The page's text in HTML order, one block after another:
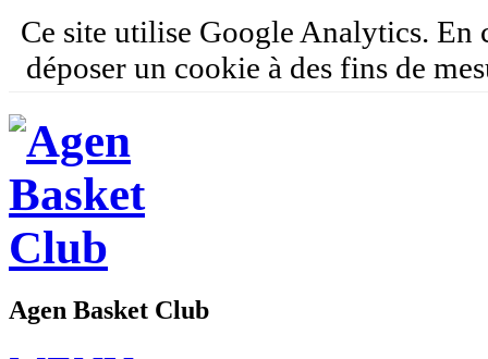
Ce site utilise Google Analytics. En
déposer un cookie à des fins de
Agen Basket Club